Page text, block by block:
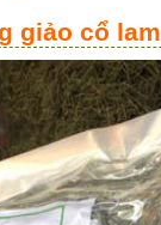
giảo cổ lam